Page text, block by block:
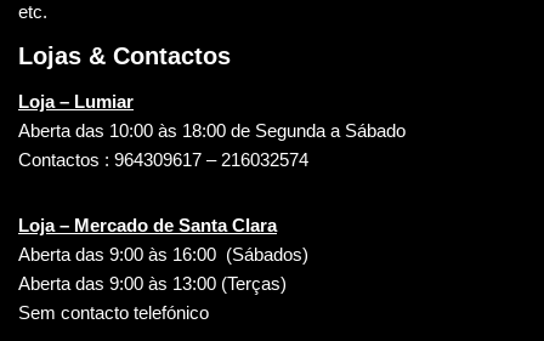
etc.
Lojas & Contactos
Loja – Lumiar
Aberta das 10:00 às 18:00 de Segunda a Sábado
Contactos : 964309617 – 216032574
Loja – Mercado de Santa Clara
Aberta das 9:00 às 16:00 (Sábados)
Aberta das 9:00 às 13:00 (Terças)
Sem contacto telefónico